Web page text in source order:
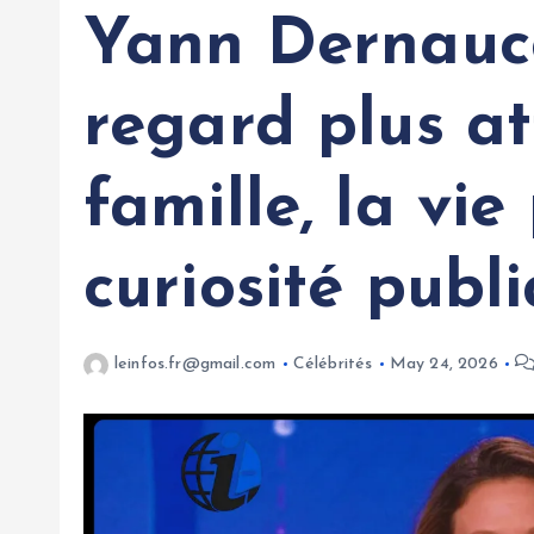
Yann
regard plus
famille, la vie
curiosité
leinfos.fr@gmail.com Célébrités May 24, 2026